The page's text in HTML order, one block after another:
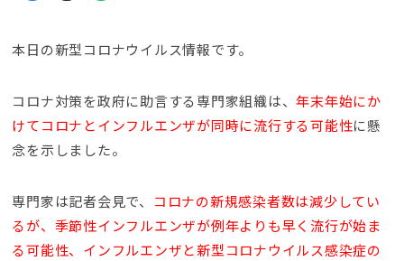
本日の新型コロナウイルス情報です。
コロナ対策を政府に助言する専門家組織は、年末年始にか
けてコロナとインフルエンザが同時に流行する可能性に懸
念を示しました。
専門家は記者会見で、 コロナの新規感染者数は減少してい
るが、季節性インフルエンザが例年よりも早く流行が始ま
る可能性、インフルエンザと新型コロナウイルス感染症の